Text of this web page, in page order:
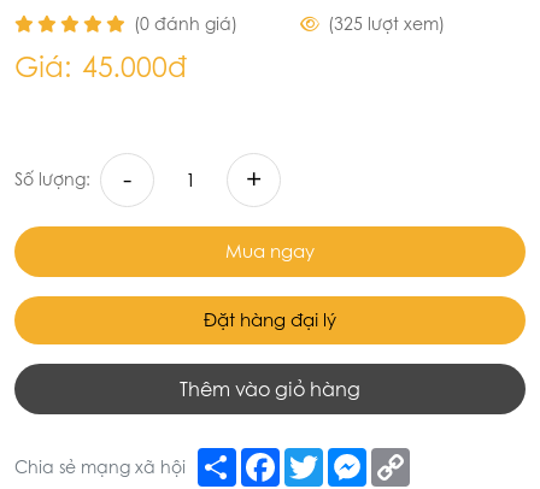
(0 đánh giá)
(325 lượt xem)
Giá: 45.000đ
Số lượng: - +
Mua ngay
Đặt hàng đại lý
Thêm vào giỏ hàng
Chia sẻ mạng xã hội Share Facebook
TwitterMessenger